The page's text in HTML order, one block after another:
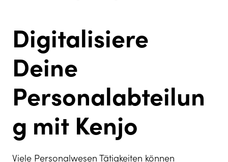
Digitalisiere
Deine
Personalabteilun
g mit Kenjo
Viele Personalwesen Tätigkeiten können